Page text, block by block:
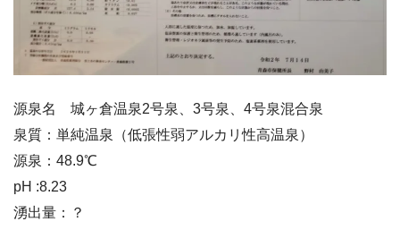
源泉名 城ヶ倉温泉2号泉、3号泉、4号泉混合泉
泉質：単純温泉（低張性弱アルカリ性高温泉）
源泉：48.9℃
pH :8.23
湧出量：？